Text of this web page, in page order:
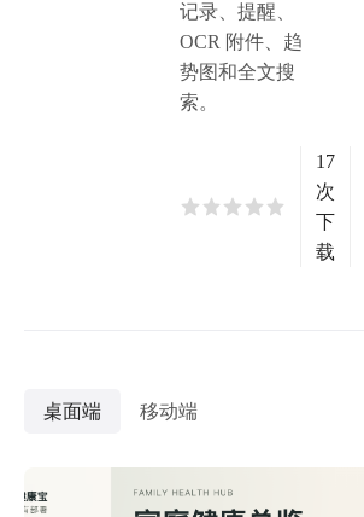
记录、提醒、
OCR 附件、趋
势图和全文搜
索。
17
次
下
载
桌面端 移动端